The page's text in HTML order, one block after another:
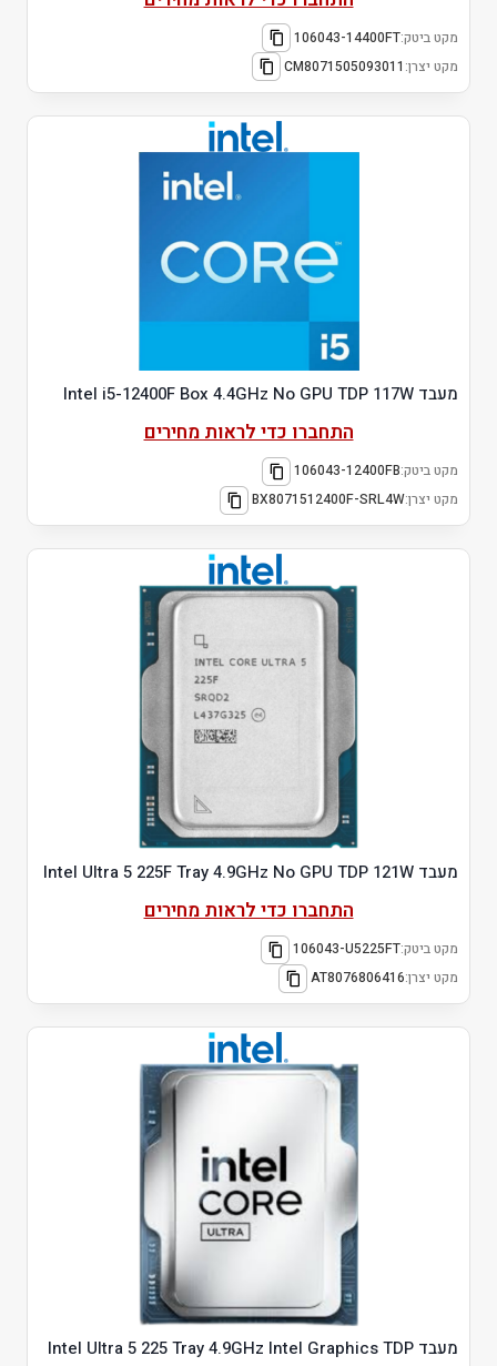
מקט ביטק:106043-14400FT
מקט יצרן: CM8071505093011
מעבד Intel i5-12400F Box 4.4GHz No GPU TDP 117W
התחברו כדי לראות מחירים
מקט ביטק:106043-12400FB
מקט יצרן:BX8071512400F-SRL4W
מעבד Intel Ultra 5 225F Tray 4.9GHz No GPU TDP 121W
התחברו כדי לראות מחירים
מקט ביטק:106043-U5225FT
מקט יצרן:AT8076806416
מעבד Intel Ultra 5 225 Tray 4.9GHz Intel Graphics TDP